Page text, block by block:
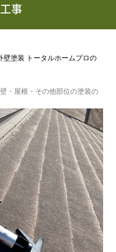
事
壁塗装 トータルホームプロの
屋根・その他部位の塗装の